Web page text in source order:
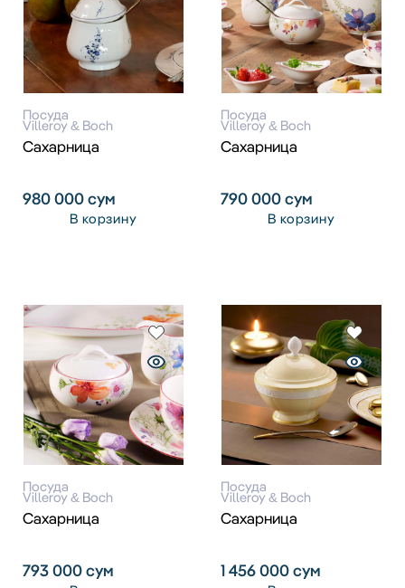
Посуда
Villeroy & Boch
Сахарница
980 000сум
В корзину
Посуда
Villeroy & Boch
Сахарница
790 000сум
В корзину
Посуда
Villeroy & Boch
Сахарница
793 000сум
Посуда
Villeroy & Boch
Сахарница
1 456 000сум